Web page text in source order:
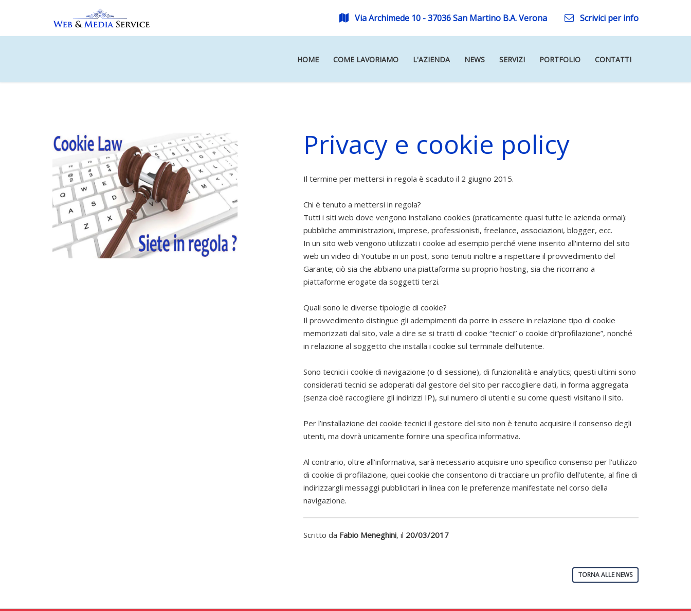
Via Archimede 10 - 37036 San Martino B.A. Verona Scrivici per info
HOME COME LAVORIAMO L'AZIENDA NEWS SERVIZI PORTFOLIO CONTATTI
Privacy e cookie policy
Il termine per mettersi in regola è scaduto il 2 giugno 2015.
Chi è tenuto a mettersi in regola?
Tutti i siti web dove vengono installano cookies (praticamente quasi tutte le azienda ormai):
pubbliche amministrazioni, imprese, professionisti, freelance, associazioni, blogger, ecc.
In un sito web vengono utilizzati i cookie ad esempio perché viene inserito all'interno del sito
web un video di Youtube in un post, sono tenuti inoltre a rispettare il provvedimento del
Garante; ciò sia che abbiano una piattaforma su proprio hosting, sia che ricorrano a
piattaforme erogate da soggetti terzi.
Quali sono le diverse tipologie di cookie?
Il provvedimento distingue gli adempimenti da porre in essere in relazione tipo di cookie
memorizzati dal sito, vale a dire se si tratti di cookie “tecnici” o cookie di“profilazione”, nonché
in relazione al soggetto che installa i cookie sul terminale dell’utente.
Sono tecnici i cookie di navigazione (o di sessione), di funzionalità e analytics; questi ultimi sono
considerati tecnici se adoperati dal gestore del sito per raccogliere dati, in forma aggregata
(senza cioè raccogliere gli indirizzi IP), sul numero di utenti e su come questi visitano il sito.
Per l’installazione dei cookie tecnici il gestore del sito non è tenuto acquisire il consenso degli
utenti, ma dovrà unicamente fornire una specifica informativa.
Al contrario, oltre all’informativa, sarà necessario acquisire uno specifico consenso per l’utilizzo
di cookie di profilazione, quei cookie che consentono di tracciare un profilo dell’utente, al fine di
indirizzargli messaggi pubblicitari in linea con le preferenze manifestate nel corso della
navigazione.
Scritto da Fabio Meneghini, il 20/03/2017
TORNA ALLE NEWS